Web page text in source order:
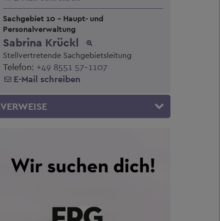
Sachgebiet 10 - Haupt- und
Personalverwaltung
Sabrina Krückl
Stellvertretende Sachgebietsleitung
Telefon: +49 8551 57-1107
E-Mail schreiben
VERWEISE